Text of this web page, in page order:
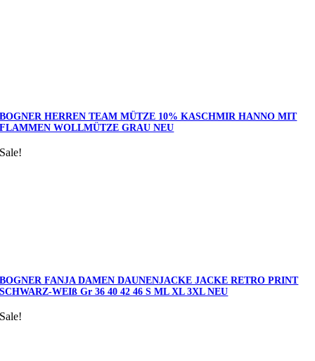
BOGNER HERREN TEAM MÜTZE 10% KASCHMIR HANNO MIT
FLAMMEN WOLLMÜTZE GRAU NEU
Sale!
BOGNER FANJA DAMEN DAUNENJACKE JACKE RETRO PRINT
SCHWARZ-WEIß Gr 36 40 42 46 S ML XL 3XL NEU
Sale!